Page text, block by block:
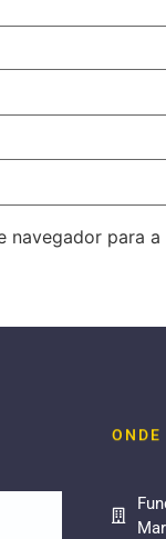
navegador para
ONDE